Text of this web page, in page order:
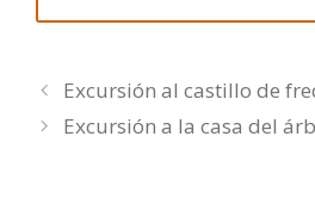
Excursión al castillo de
Excursión a la casa del